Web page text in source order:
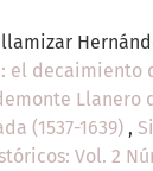
el decaimiento
Llanero
(1537-1639) ,
Vol. 2